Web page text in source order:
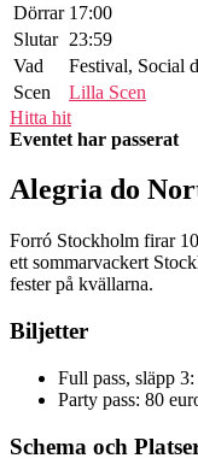
Dörrar 17:00
Slutar 23:59
Vad
Festival, Social
Scen
Lilla Scen
Hitta hit
Eventet har passerat
Alegria do
Forró Stockholm firar
ett sommarvackert
fester på kvällarna.
Biljetter
Full pass, släpp
Party pass: 80
Schema och